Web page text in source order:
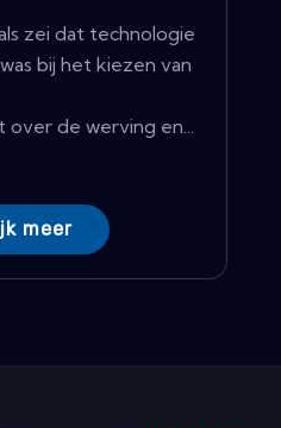
zei dat technologie
bij het kiezen van
over de werving en...
meer